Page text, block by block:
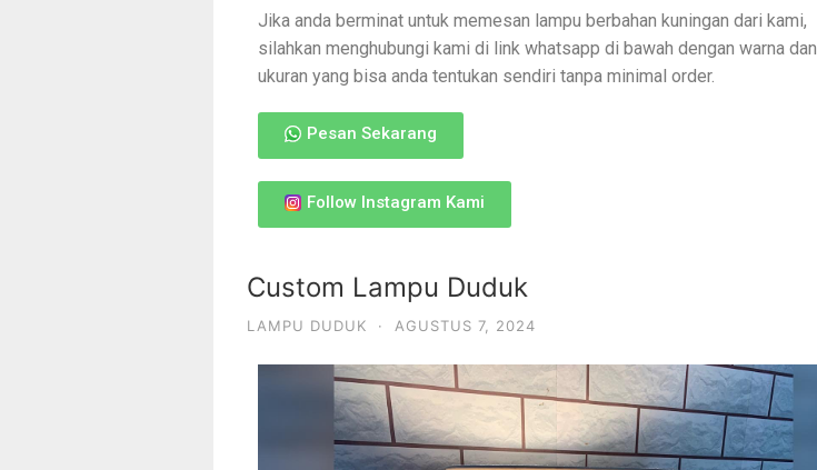
Jika anda berminat untuk memesan lampu berbahan kuningan dari kami,
silahkan menghubungi kami di link whatsapp di bawah dengan warna dan
ukuran yang bisa anda tentukan sendiri tanpa minimal order.
Pesan Sekarang
Follow Instagram Kami
Custom Lampu Duduk
LAMPU DUDUK · AGUSTUS 7, 2024